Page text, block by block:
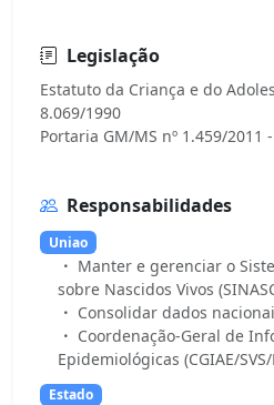
Legislação
Estatuto da Criança e do
8.069/1990
Responsabilidades
Uniao
Manter e gerenciar o
sobre Nascidos Vivos
Consolidar dados
Coordenação-Geral de
Epidemiológicas (CGIAE/
Estado